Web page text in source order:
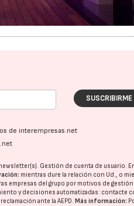
de interempresas.net
Gestión de cuenta de usuario.
mientras dure la relación con Ud., o
empresas del grupo por motivos de
y decisiones automatizadas: contacte
ante laAEPD. Más información: